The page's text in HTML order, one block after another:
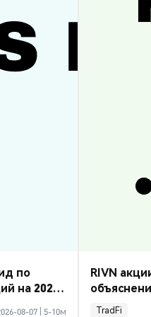
по
на 2026
08-07 5-10м
RIVN
TradFi